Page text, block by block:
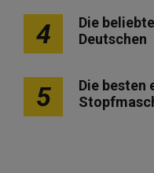
4
Die
Deutschen
5
Die besten